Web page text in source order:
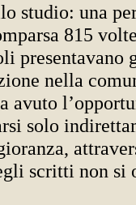
studio: una
815
presentavano
nella
avuto
solo
scritti non si